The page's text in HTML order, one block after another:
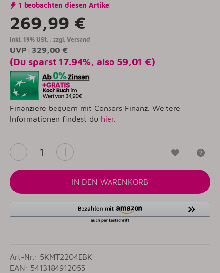
1 beobachten diesen Artikel
269,99 €
inkl. 19% USt. , zzgl. Versand
UVP: 329,00 €
(Du sparst 17.94%, also 59,01 €)
Finanziere bequem mit Consors Finanz. Weitere
Informationen findest du hier.
IN DEN WARENKORB
Art-Nr.: 5KMT2204EBK
EAN: 5413184912055